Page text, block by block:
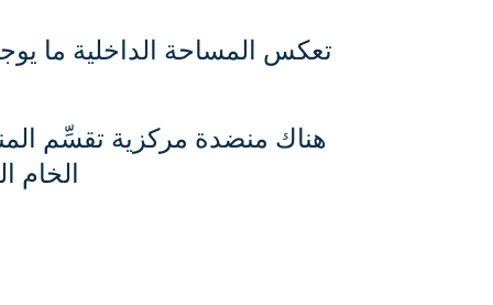
تعكس المساحة الداخلية ما
هناك منضدة مركزية تقسِّم